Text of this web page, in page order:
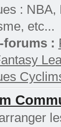
:
etc...
forums :